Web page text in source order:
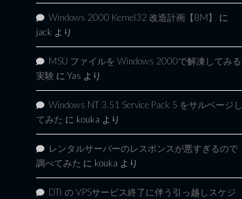
Windows 2000 Kernel32 改造計画【BM】
に
jack より
MSU ファイルを Windows 2000で解凍してみる
実験 に Yas より
Windows NT 3.51 Service Pack 5 をサルベージし
てみた に kouka より
レンタルサーバーのレスポンスが悪すぎるので
調べてみた に kouka より
DTI の VPSサービス終了に伴う引っ越しスケジ